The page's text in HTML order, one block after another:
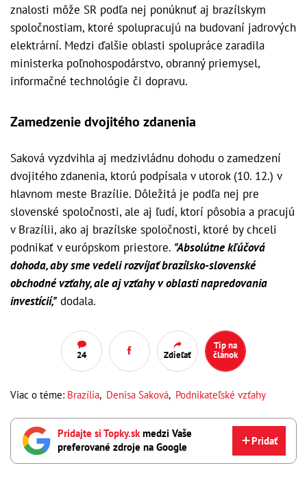
znalosti môže SR podľa nej ponúknuť aj brazílskym
spoločnostiam, ktoré spolupracujú na budovaní jadrových
elektrární. Medzi ďalšie oblasti spolupráce zaradila
ministerka poľnohospodárstvo, obranný priemysel,
informačné technológie či dopravu.
Zamedzenie dvojitého zdanenia
Saková vyzdvihla aj medzivládnu dohodu o zamedzení
dvojitého zdanenia, ktorú podpísala v utorok (10. 12.) v
hlavnom meste Brazílie. Dôležitá je podľa nej pre
slovenské spoločnosti, ale aj ľudí, ktorí pôsobia a pracujú
v Brazílii, ako aj brazílske spoločnosti, ktoré by chceli
podnikať v európskom priestore. "Absolútne kľúčová
dohoda, aby sme vedeli rozvíjať brazílsko-slovenské
obchodné vzťahy, ale aj vzťahy v oblasti napredovania
investícií," dodala.
24 Zdieľať
Tip na
článok
Viac o téme: Brazília, Denisa Saková, Podnikateľské vzťahy
Pridajte si Topky.skmedzi Vaše
preferované zdroje na Google
Pridať